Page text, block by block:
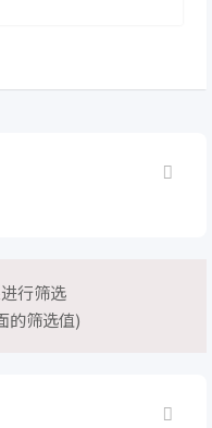
行筛选
的筛选值)